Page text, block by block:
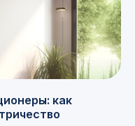
как